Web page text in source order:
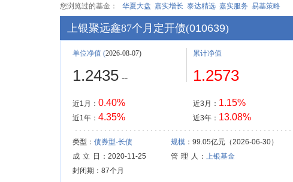
您浏览过的基金： 华夏大盘 嘉实增长 泰达精选 嘉实服务 易基策略
上银聚远鑫87个月定开债(010639)
单位净值 (2026-08-07)
1.2435 --
近1月： 0.40%
近1年： 4.35%
累计净值
1.2573
近3月： 1.15%
近3年： 13.08%
类型： 债券型-长债 规模：99.05亿元（2026-06-30）
成 立 日
：2020-11-25 管 理 人 ： 上银基金
封闭期：87个月